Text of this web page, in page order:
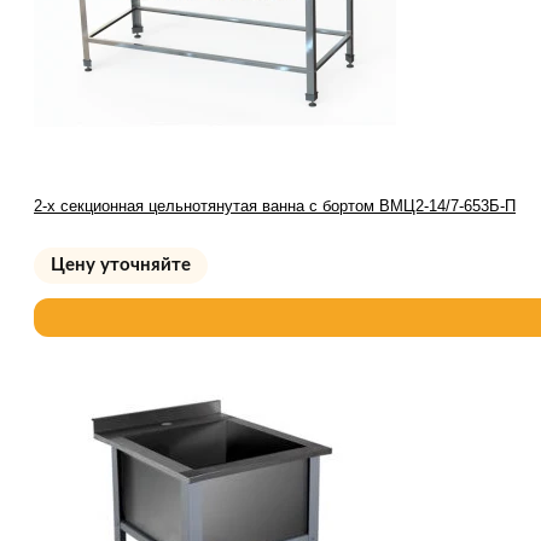
2-х секционная цельнотянутая ванна с бортом ВМЦ2-14/7-653Б-П
Цену уточняйте